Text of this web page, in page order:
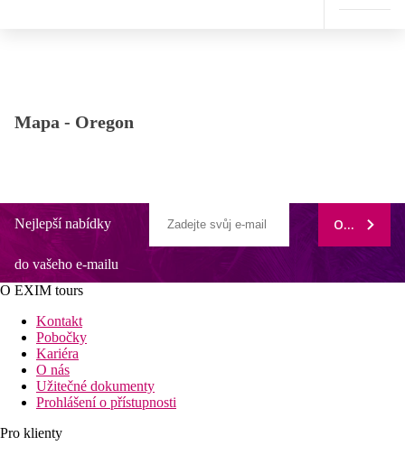
Mapa - Oregon
Nejlepší nabídky
do vašeho e-mailu
ODEBÍRAT
O EXIM tours
Kontakt
Pobočky
Kariéra
O nás
Užitečné dokumenty
Prohlášení o přístupnosti
Pro klienty